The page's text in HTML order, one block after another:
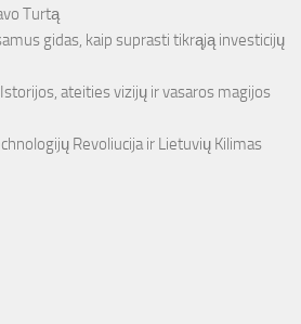
Turtą
gidas, kaip suprasti tikrąją investicijų
ateities vizijų ir vasaros magijos
Revoliucija ir Lietuvių Kilimas